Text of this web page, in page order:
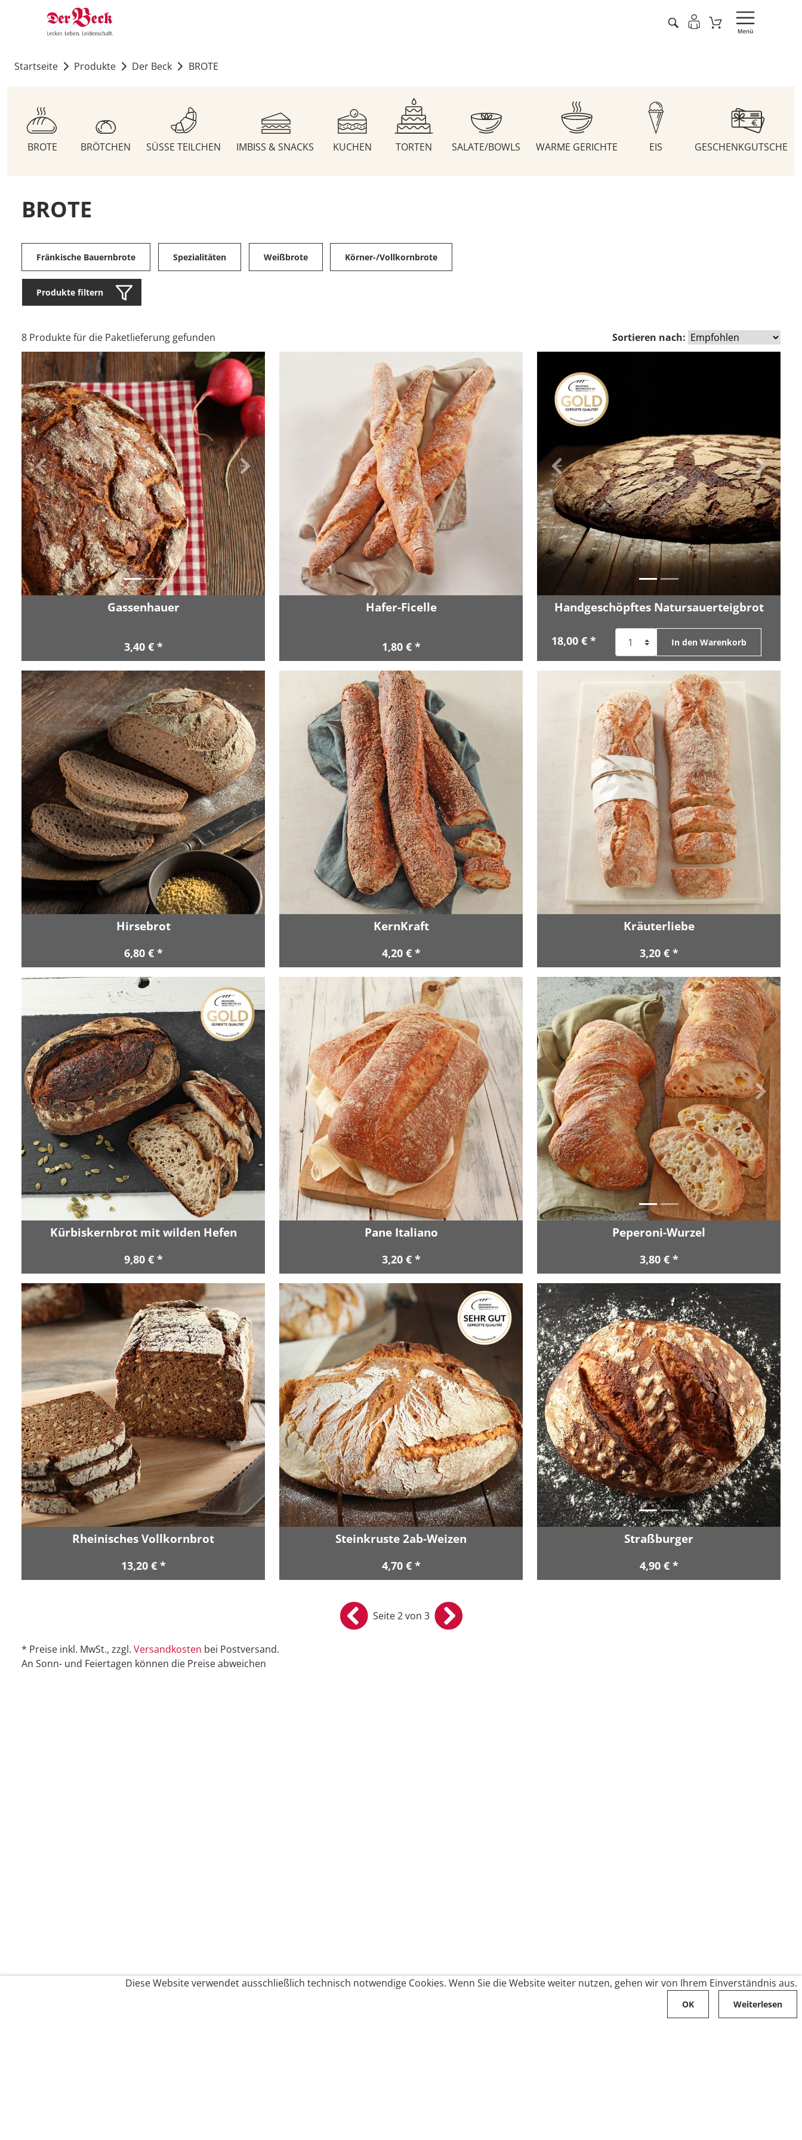
Startseite Produkte Der Beck BROTE
BROTE BRÖTCHEN SÜSSE TEILCHEN IMBISS & SNACKS KUCHEN TORTEN SALATE/BOWLS WARME GERICHTE EIS GESCHENKGUTSCHEINE
BROTE
Fränkische Bauernbrote Spezialitäten Weißbrote Körner-/Vollkornbrote
Produkte filtern
8 Produkte für die Paketlieferung gefunden Sortieren nach:
Zurück Vor
Gassenhauer
3,40 € *
Hafer-Ficelle
1,80 € *
Zurück Vor
Handgeschöpftes Natursauerteigbrot
18,00 € * In den Warenkorb
Hirsebrot
6,80 € *
KernKraft
4,20 € *
Kräuterliebe
3,20 € *
Kürbiskernbrot mit wilden Hefen
9,80 € *
Pane Italiano
3,20 € *
Zurück Vor
Peperoni-Wurzel
3,80 € *
Rheinisches Vollkornbrot
13,20 € *
Steinkruste 2ab-Weizen
4,70 € *
Zurück Vor
Straßburger
4,90 € *
Seite 2 von 3
* Preise inkl. MwSt., zzgl. Versandkosten bei Postversand.
An Sonn- und Feiertagen können die Preise abweichen
Diese Website verwendet ausschließlich technisch notwendige Cookies. Wenn Sie die Website weiter nutzen, gehen wir von Ihrem Einverständnis aus.
OK Weiterlesen